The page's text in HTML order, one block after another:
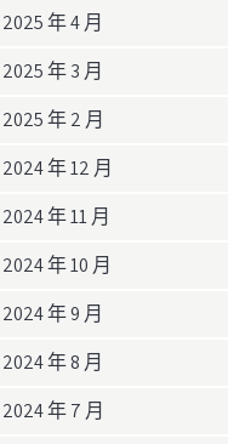
2025 年 4 月
2025 年 3 月
2025 年 2 月
2024 年 12 月
2024 年 11 月
2024 年 10 月
2024 年 9 月
2024 年 8 月
2024 年 7 月